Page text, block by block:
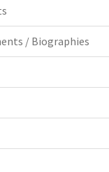
/ Biographies